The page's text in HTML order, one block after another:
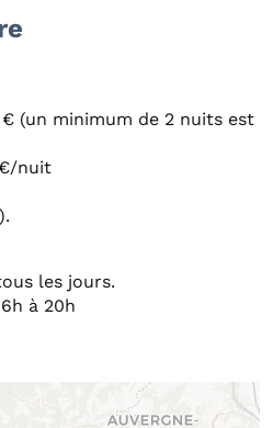
(un minimum de 2 nuits est
nuit
les jours.
à 20h